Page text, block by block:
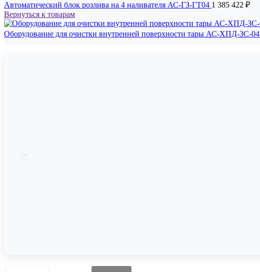
Автоматический блок розлива на 4 наливателя АС-ГЗ-ГТ04 1 385 422 ₽
Вернуться к товарам
Оборудование для очистки внутренней поверхности тары АС-ХПД-ЗС-04